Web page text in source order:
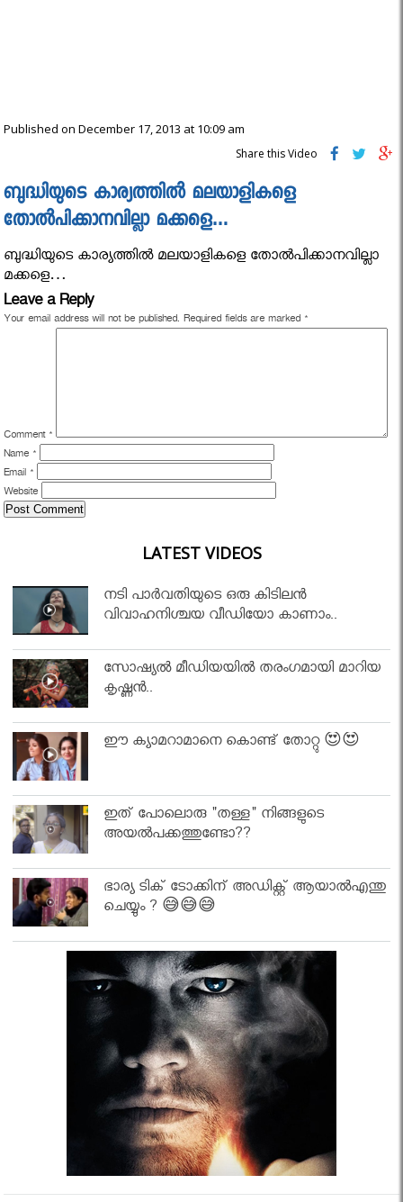
Published on December 17, 2013 at 10:09 am
Share this Video
ബുദ്ധിയുടെ കാര്യത്തില്‍ മലയാളികളെ
തോല്‍പിക്കാനവില്ലാ മക്കളെ…
ബുദ്ധിയുടെ കാര്യത്തില്‍ മലയാളികളെ തോല്‍പിക്കാനവില്ലാ
മക്കളെ…
Leave a Reply
Your email address will not be published. Required fields are marked *
Comment *
Name *
Email *
Website
LATEST VIDEOS
നടി പാർവതിയുടെ ഒരു കിടിലൻ
വിവാഹനിശ്ചയ വീഡിയോ കാണാം..
സോഷ്യൽ മീഡിയയിൽ തരംഗമായി മാറിയ
കൃഷ്ണൻ..
ഈ ക്യാമറാമാനെ കൊണ്ട് തോറ്റു 😍😍
ഇത് പോലൊരു "തള്ള" നിങ്ങളുടെ
അയല്‍പക്കത്തുണ്ടോ??
ഭാര്യ ടിക് ടോക്കിന് അഡിക്റ്റ് ആയാൽഎന്തു
ചെയ്യും ? 😅😅😅